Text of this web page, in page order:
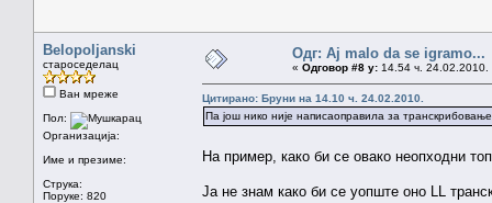
Belopoljanski
староседелац
Ван мреже
Пол:
Организација:
Име и презиме:
Струка:
Поруке: 820
Одг: Aj malo da se igramo...
« Одговор #8 у: 14.54 ч. 24.02.2010.
Цитирано: Бруни на 14.10 ч. 24.02.2010.
Па још нико није написаоправила за
На пример, како би се овако неопходни
Ја не знам како би се уопште оно LL